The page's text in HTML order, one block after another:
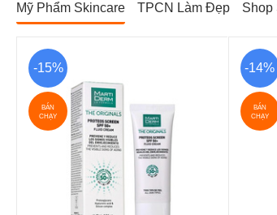
Mỹ Phẩm Skincare TPCN Làm Đẹp Shop
-15%
BÁN
CHẠY
-14%
BÁN
CHẠY